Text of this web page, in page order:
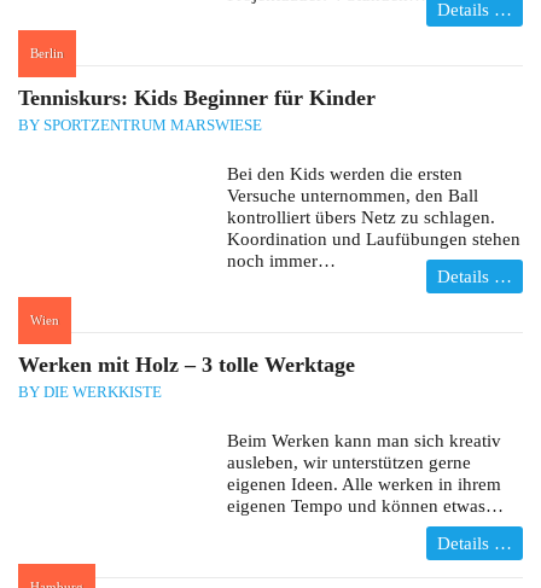
Berlin
Details …
Tenniskurs: Kids Beginner für Kinder
BY SPORTZENTRUM MARSWIESE
Wien
Bei den Kids werden die ersten
Versuche unternommen, den Ball
kontrolliert übers Netz zu schlagen.
Koordination und Laufübungen stehen
noch immer…
Details …
Werken mit Holz – 3 tolle Werktage
BY DIE WERKKISTE
Beim Werken kann man sich kreativ
ausleben, wir unterstützen gerne
eigenen Ideen. Alle werken in ihrem
eigenen Tempo und können etwas…
Details …